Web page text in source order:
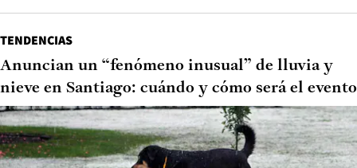
TENDENCIAS
Anuncian un “fenómeno inusual” de lluvia y
nieve en Santiago: cuándo y cómo será el evento